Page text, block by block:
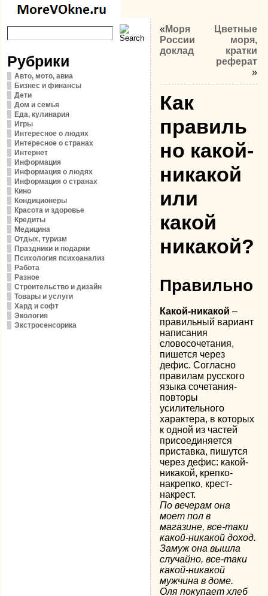
Рубрики
Авто, мото, авиа
Бизнес и финансы
Дети
Дом и семья
Еда, кулинария
Игры
Интересное о людях
Интересное о странах
Интернет
Информация
Информация о людях
Информация о странах
Кино
Кондиционеры
Красота и здоровье
Кредиты
Медицина
Отдых, туризм
Праздники и подарки
Психология психоанализ
Работа
Разное
Строительство и дизайн
Товары и услуги
Хард и софт
Экология
Экстросенсорика
«Моря
России
доклад
Цветные
моря,
кратки
реферат
»
Как
правиль
но какой-
никакой
или
какой
никакой?
Правильно
Какой-никакой –
правильный вариант
написания
словосочетания,
пишется через
дефис. Согласно
правилам русского
языка сочетания-
повторы
усилительного
характера, в которых
к одной из частей
присоединяется
приставка, пишутся
через дефис: какой-
никакой, крепко-
накрепко, крест-
накрест.
По вечерам она
моет пол в
магазине, все-таки
какой-никакой доход.
Замуж она вышла
случайно, все-таки
какой-никакой
мужчина в доме.
Оля покупает хлеб